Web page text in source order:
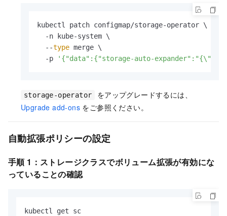
kubectl patch configmap/storage-operator \
  -n kube-system \
  --
type merge \
  -p
'{"data":{"storage-auto-
storage-operator
をアップグレードするには、
Upgrade add-ons をご参照ください。
自動拡張ポリシーの設定
手順 1：ストレージクラスでボリューム拡張が有効にな
っていることの確認
kubectl get sc